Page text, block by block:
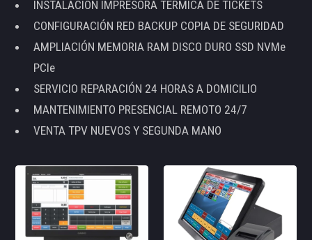
INSTALACIÓN IMPRESORA TÉRMICA DE TICKETS
CONFIGURACIÓN RED BACKUP COPIA DE SEGURIDAD
AMPLIACIÓN MEMORIA RAM DISCO DURO SSD NVMe
PCIe
SERVICIO REPARACIÓN 24 HORAS A DOMICILIO
MANTENIMIENTO PRESENCIAL REMOTO 24/7
VENTA TPV NUEVOS Y SEGUNDA MANO